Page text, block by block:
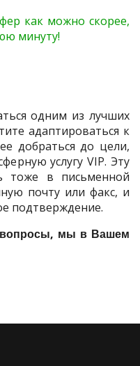
как можно скорее,
минуту!
одним из лучших
адаптироваться к
добраться до цели,
услугу VIP. Эту
тоже в письменной
почту или факс, и
подтверждение.
вопросы, мы в Вашем